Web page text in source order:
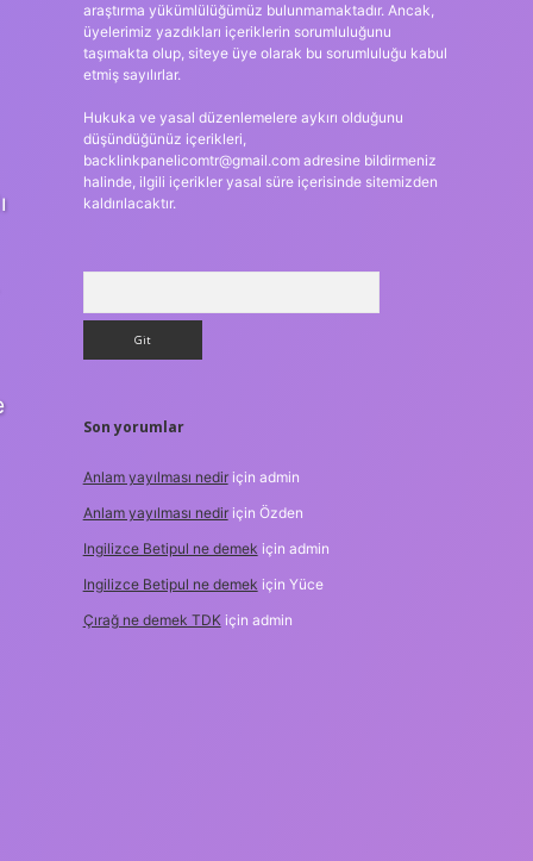
araştırma yükümlülüğümüz bulunmamaktadır. Ancak,
üyelerimiz yazdıkları içeriklerin sorumluluğunu
taşımakta olup, siteye üye olarak bu sorumluluğu kabul
etmiş sayılırlar.
Hukuka ve yasal düzenlemelere aykırı olduğunu
düşündüğünüz içerikleri,
backlinkpanelicomtr@gmail.comadresine bildirmeniz
halinde, ilgili içerikler yasal süre içerisinde sitemizden
kaldırılacaktır.
Son yorumlar
Anlam yayılması nediriçin admin
Anlam yayılması nediriçin Özden
Ingilizce Betipul ne demek için admin
Ingilizce Betipul ne demek için Yüce
Çırağ ne demek TDKiçin admin